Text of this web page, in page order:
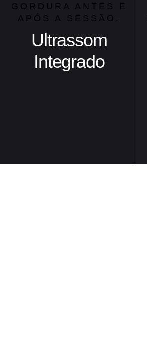
GORDURA ANTES E
APÓS A SESSÃO.
Ultrassom
Integrado